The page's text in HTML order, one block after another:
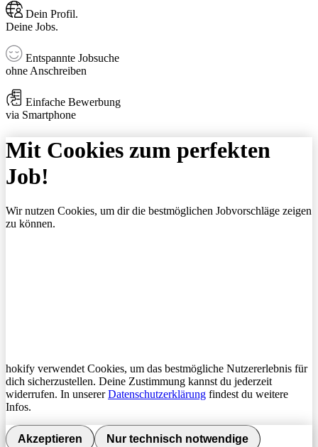
Dein Profil.
Deine Jobs.
Entspannte Jobsuche
ohne Anschreiben
Einfache Bewerbung
via Smartphone
Mit Cookies zum perfekten
Job!
Wir nutzen Cookies, um dir die bestmöglichen Jobvorschläge zeigen
zu können.
hokify verwendet Cookies, um das bestmögliche Nutzererlebnis für
dich sicherzustellen. Deine Zustimmung kannst du jederzeit
widerrufen. In unsererDatenschutzerklärung findest du weitere
Infos.
Akzeptieren Nur technisch notwendige